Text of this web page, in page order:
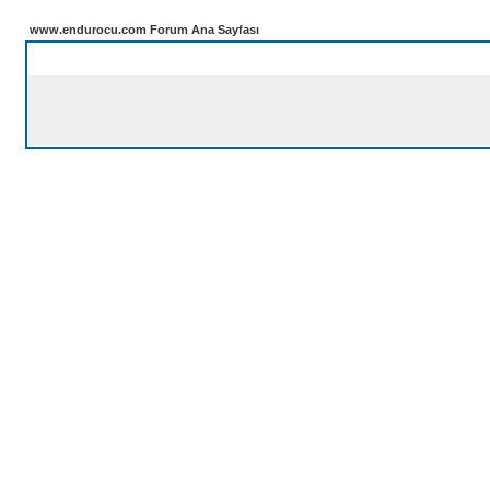
www.endurocu.com Forum Ana Sayfası